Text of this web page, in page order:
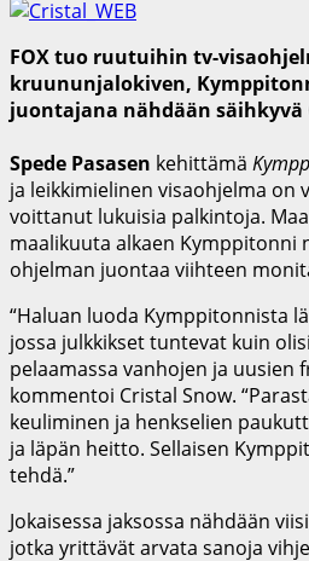
FOX tuo ruutuihin tv-
kruununjalokiven,
juontajana nähdään säihkyvä
Spede Pasasen kehittämä
ja leikkimielinen visaohjelma on
voittanut lukuisia palkintoja.
maalikuuta alkaen Kymppitonni
ohjelman juontaa viihteen
“Haluan luoda Kymppitonnista
jossa julkkikset tuntevat kuin
pelaamassa vanhojen ja uusien
kommentoi Cristal Snow.
keuliminen ja henkselien
ja läpän heitto. Sellaisen
tehdä.”
Jokaisessa jaksossa nähdään
jotka yrittävät arvata sanoja